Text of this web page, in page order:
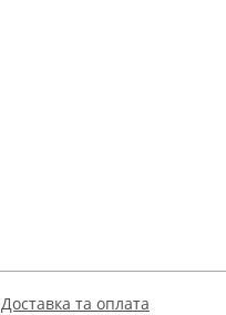
Доставка та оплата